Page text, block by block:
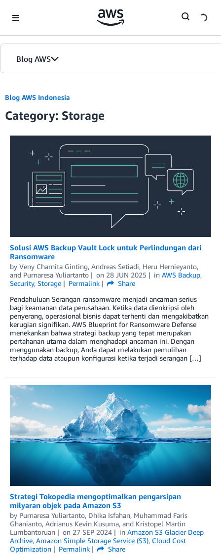
Blog AWS
Beranda
Edisi
Blog AWS Indonesia
Category: Storage
Solusi AWS Backup Vault Lock untuk Perlindungan dari
Ransomware
by Veny Charnita Ginting, Andreas Setiadi, Heru Hernieyanto,
and Purnaresa Yuliartanto on 28 JUN 2025 in AWS Backup,
Security, Storage Permalink
Share
Pendahuluan Serangan ransomware menjadi ancaman serius
bagi keamanan data perusahaan. Ketika data dienkripsi oleh
penyerang, operasional bisnis dapat terhenti dan mengakibatkan
kerugian signifikan. AWS Blueprint for Ransomware Defense
menekankan bahwa strategi backup yang tepat merupakan
pertahanan utama dalam menghadapi ancaman ini. Dengan
menggunakan backup, Anda dapat melakukan pemulihan
terhadap data ataupun konfigurasi ketika terjadi serangan […]
Strategi Tokopedia mengoptimalkan pengarsipan
milyaran objek pada Amazon S3
by Purnaresa Yuliartanto, Dhika Isfahan, Muhammad Faris
Ghanianto, Adrianus Kevin Kusuma, and Kristopel Martin
Lumbantoruan
on 27 SEP 2024 in Amazon S3 Glacier Deep
Archive, Amazon Simple Storage Service (S3), Cloud Cost
Optimization
Permalink
Share